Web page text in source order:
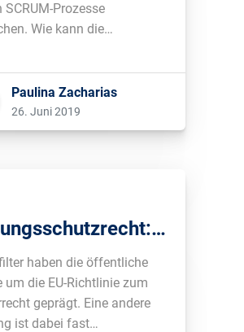
SCRUM-Prozesse
Wie kann die
mithilfe der
verbessert
Paulina Zacharias
26. Juni 2019
Inhalte
häufig
haben die öffentliche
um die EU-Richtlinie zum
geprägt. Eine andere
ist dabei fast